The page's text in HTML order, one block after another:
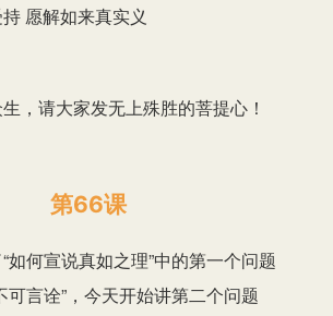
愿解如来真实义
，请大家发无上殊胜的菩提心！
第66课
如何宣说真如之理”中的第一个问题
可言诠”，今天开始讲第二个问题